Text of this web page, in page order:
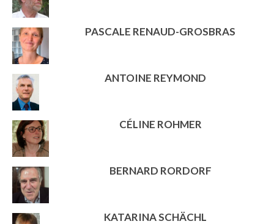
PASCALE RENAUD-GROSBRAS
ANTOINE REYMOND
CÉLINE ROHMER
BERNARD RORDORF
KATARINA SCHÄCHL